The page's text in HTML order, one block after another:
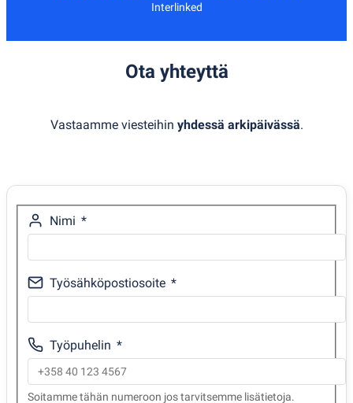
Interlinked
Ota yhteyttä
Vastaamme viesteihin yhdessä arkipäivässä.
Nimi
Työsähköpostiosoite
Työpuhelin
Soitamme tähän numeroon jos tarvitsemme lisätietoja.